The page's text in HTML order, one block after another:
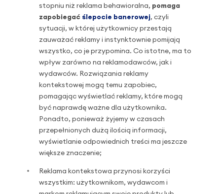
stopniu niż reklama behawioralna, pomaga
zapobiegać ślepocie banerowej, czyli
sytuacji, w której użytkownicy przestają
zauważać reklamy i instynktownie pomijają
wszystko, co je przypomina. Co istotne, ma to
wpływ zarówno na reklamodawców, jak i
wydawców. Rozwiązania reklamy
kontekstowej mogą temu zapobiec,
pomagając wyświetlać reklamy, które mogą
być naprawdę ważne dla użytkownika.
Ponadto, ponieważ żyjemy w czasach
przepełnionych dużą ilością informacji,
wyświetlanie odpowiednich treści ma jeszcze
większe znaczenie;
Reklama kontekstowa przynosi korzyści
wszystkim: użytkownikom, wydawcom i